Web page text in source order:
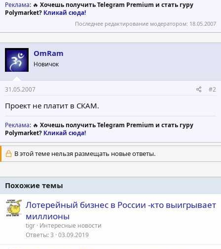
Реклама: 🔥 Хочешь получить Telegram Premium и стать гуру
Polymarket? Кликай сюда!
Последнее редактирование модератором: 18.05.2007
OmRam
Новичок
31.05.2007 #2
Проект не платит в СКАМ.
Реклама: 🔥 Хочешь получить Telegram Premium и стать гуру
Polymarket? Кликай сюда!
В этой теме нельзя размещать новые ответы.
Похожие темы
Лотерейный бизнес в России -кто выигрывает
миллионы
tigr Интересные новости
Ответы 3 03.09.2019